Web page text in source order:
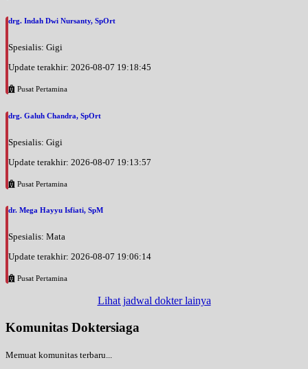
drg. Indah Dwi Nursanty, SpOrt
Spesialis: Gigi
Update terakhir: 2026-08-07 19:18:45
Pusat Pertamina
drg. Galuh Chandra, SpOrt
Spesialis: Gigi
Update terakhir: 2026-08-07 19:13:57
Pusat Pertamina
dr. Mega Hayyu Isfiati, SpM
Spesialis: Mata
Update terakhir: 2026-08-07 19:06:14
Pusat Pertamina
Lihat jadwal dokter lainya
Komunitas Doktersiaga
Memuat komunitas terbaru...